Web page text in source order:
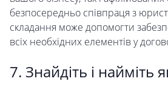
безпосередньо співпраця з
складання може допомогти
всіх необхідних елементів у
7. Знайдіть і найміть